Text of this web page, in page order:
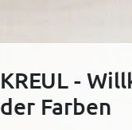
KREUL -
der Farben